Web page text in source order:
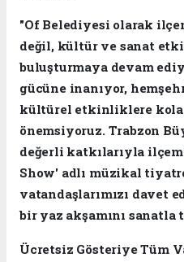
"Of Belediyesi olarak
değil, kültür ve sanat
buluşturmaya devam
gücüne inanıyor,
kültürel etkinliklere
önemsiyoruz. Trabzon
değerli katkılarıyla
Show' adlı müzikal
vatandaşlarımızı davet
bir yaz akşamını sanatla
Ücretsiz Gösteriye Tüm